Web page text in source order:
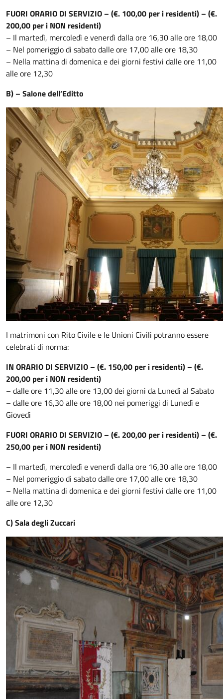
FUORI ORARIO DI SERVIZIO – (€. 100,00 per i residenti) – (€.
200,00 per i NON residenti)
– Il martedì, mercoledì e venerdì dalla ore 16,30 alle ore 18,00
– Nel pomeriggio di sabato dalle ore 17,00 alle ore 18,30
– Nella mattina di domenica e dei giorni festivi dalle ore 11,00
alle ore 12,30
B) – Salone dell’Editto
I matrimoni con Rito Civile e le Unioni Civili potranno essere
celebrati di norma:
IN ORARIO DI SERVIZIO – (€. 150,00 per i residenti) – (€.
200,00 per i NON residenti)
– dalle ore 11,30 alle ore 13,00 dei giorni da Lunedì al Sabato
– dalle ore 16,30 alle ore 18,00 nei pomeriggi di Lunedì e
Giovedì
FUORI ORARIO DI SERVIZIO – (€. 200,00 per i residenti) – (€.
250,00 per i NON residenti)
– Il martedì, mercoledì e venerdì dalla ore 16,30 alle ore 18,00
– Nel pomeriggio di sabato dalle ore 17,00 alle ore 18,30
– Nella mattina di domenica e dei giorni festivi dalle ore 11,00
alle ore 12,30
C) Sala degli Zuccari